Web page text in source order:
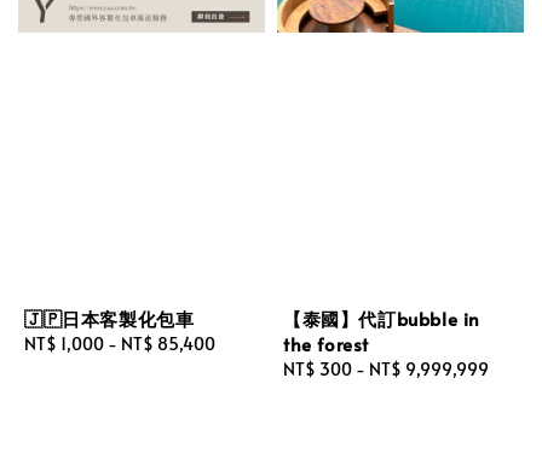
🇯🇵日本客製化包車
Regular
NT$ 1,000 - NT$ 85,400
【泰國】代訂bubble in
the forest
Regular
NT$ 300 - NT$ 9,999,999